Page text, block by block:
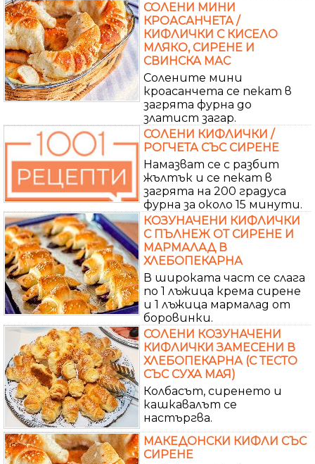
СОЛЕНИ МИНИ
КРОАСАНЧЕТА /
КИФЛИЧКИ С КИСЕЛО
МЛЯКО, СИРЕНЕ И
СВИНСКА МАС
Солените мини
кроасанчета се пекат в
загрята фурна до
златист загар.
СОЛЕНИ КИФЛИЧКИ /
РОГЧЕТА СЪС СИРЕНЕ
Намазват се с разбит
жълтък и се пекат в
загрята на 200 градуса
фурна за около 15 минути.
КОЗУНАЧЕНИ КИФЛИЧКИ
С ПЪЛНЕЖ ОТ СИРЕНЕ И
МАРМАЛАД В
ХЛЕБОПЕКАРНА
В широката част се слага
по 1 лъжица крема сирене
и 1 лъжица мармалад от
боровинки.
СОЛЕНИ КОЗУНАЧЕНИ
КИФЛИЧКИ ЗАМЕСЕНИ В
ХЛЕБОПЕКАРНА (С ТЕСТО
СЪС СУХА МАЯ)
Колбасът, сиренето и
кашкавалът се
настъргва.
МАКЕДОНСКИ КИФЛИ СЪС
СИРЕНЕ